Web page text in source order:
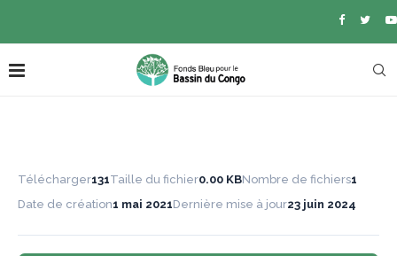
Télécharger131Taille du fichier0.00 KBNombre de fichiers1
Date de création1 mai 2021Dernière mise à jour23 juin 2024